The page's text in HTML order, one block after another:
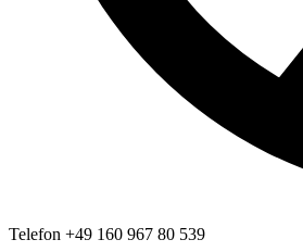
Telefon +49 160 967 80 539